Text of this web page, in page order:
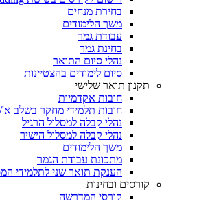
בחירת מנחים
משך הלימודים
עבודת גמר
בחינת גמר
נהלי סיום התואר
סיום לימודים בהצטיינות
תקנון תואר שלישי
חובות אקדמיות
חובות תלמידי מחקר בשלב
נהלי קבלה למסלול הרגיל
נהלי קבלה למסלול הישיר
משך הלימודים
מתכונת עבודת הגמר
הענקת תואר שני לתלמידי
קורסים ובחינות
קורסי המדרשה